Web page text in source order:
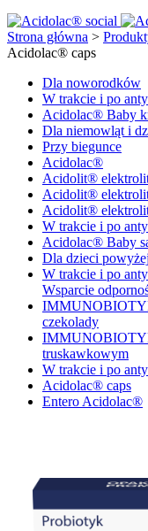
Strona główna >
Acidolac® caps
Dla noworodków
W trakcie i po
Acidolac® Baby
Dla niemowląt i
Przy biegunce
Acidolac®
Acidolit®
Acidolit®
Acidolit®
W trakcie i po
Acidolac® Baby
Dla dzieci
W trakcie i po
Wsparcie
czekolady
truskawkowym
W trakcie i po
Acidolac® caps
Entero Acidolac®